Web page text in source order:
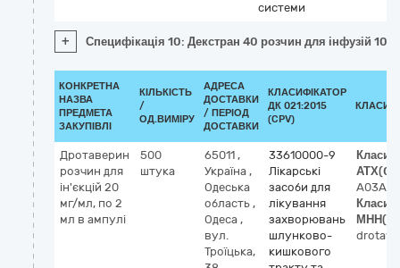
системи
+ Специфікація 10: Декстран 40 розчин для інфузій
КОНКРЕТНА
НАЗВА
ПРЕДМЕТА
ЗАКУПІВЛІ
КІЛЬКІСТЬ
/
ОД.ВИМІРУ
АДРЕСА
ДОСТАВКИ
/ ПЕРІОД
ДОСТАВКИ
КЛАСИФІКАТОР
ДК 021:2015
(CPV)
Дротаверин
розчин для
ін'єкцій 20
мг/мл, по 2
мл в ампулі
500
штука
65011 ,
Україна ,
Одеська
область ,
Одеса ,
вул.
Троїцька,
33610000-9
Лікарські
засоби для
лікування
захворювань
шлунково-
кишкового
АТХ(0)
МНН(1)